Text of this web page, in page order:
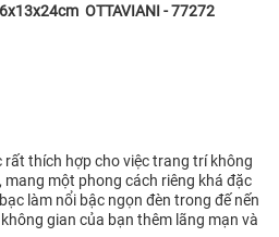
OTTAVIANI - 77272
thích hợp cho việc trang trí không
một phong cách riêng khá đặc
làm nổi bậc ngọn đèn trong đế nến
gian của bạn thêm lãng mạn và